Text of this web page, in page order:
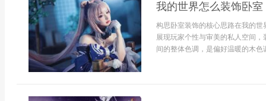
我的世界怎么装饰卧
构思卧室装饰的核心思路在我的
展现玩家个性与审美的私人空间
间的整体色调，是偏好温暖的木